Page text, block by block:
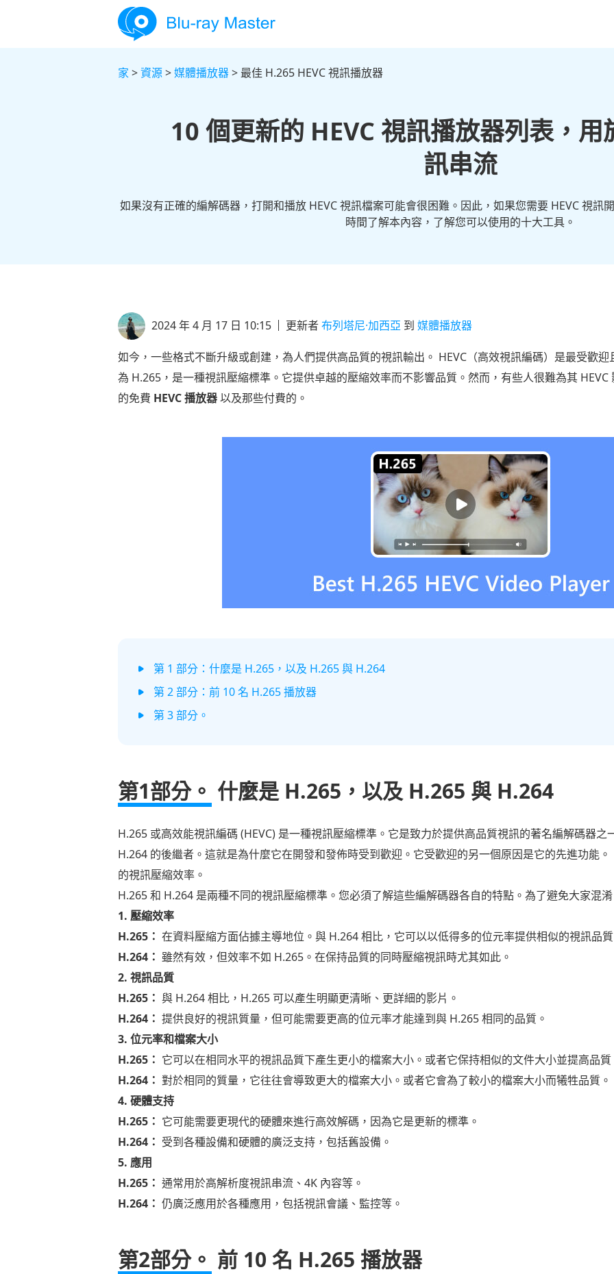
家 >資源>媒體播放器> 最佳 H.265 HEVC 視訊播放器
10 個更新的 HEVC 視訊播放器列表，
訊串流
如果沒有正確的編解碼器，打開和播放 HEVC 視訊檔案可能會很困難。因此，如果您需要 HEVC 視訊
時間了解本內容，了解您可以使用的十大工具。
2024 年 4 月 17 日 10:15 更新者布列塔尼·加西亞 到 媒體播放器
如今，一些格式不斷升級或創建，為人們提供高品質的視訊輸出。 HEVC（高效視訊編碼）是最受歡
為 H.265，是一種視訊壓縮標準。它提供卓越的壓縮效率而不影響品質。然而，有些人很難為其
的免費 HEVC 播放器以及那些付費的。
第 1 部分：什麼是 H.265，以及 H.265 與 H.264
第 2 部分：前 10 名 H.265 播放器
第 3 部分。
第1部分。 什麼是 H.265，以及 H.265 與 H.264
H.265 或高效能視訊編碼 (HEVC) 是一種視訊壓縮標準。它是致力於提供高品質視訊的著名編解碼器
H.264 的後繼者。這就是為什麼它在開發和發佈時受到歡迎。它受歡迎的另一個原因是它的先進功能
的視訊壓縮效率。
H.265 和 H.264 是兩種不同的視訊壓縮標準。您必須了解這些編解碼器各自的特點。為了避免大家混
1. 壓縮效率
H.265： 在資料壓縮方面佔據主導地位。與 H.264 相比，它可以以低得多的位元率提供相似的視訊品
H.264： 雖然有效，但效率不如 H.265。在保持品質的同時壓縮視訊時尤其如此。
2. 視訊品質
H.265： 與 H.264 相比，H.265 可以產生明顯更清晰、更詳細的影片。
H.264： 提供良好的視訊質量，但可能需要更高的位元率才能達到與 H.265 相同的品質。
3. 位元率和檔案大小
H.265： 它可以在相同水平的視訊品質下產生更小的檔案大小。或者它保持相似的文件大小並提高品質
H.264： 對於相同的質量，它往往會導致更大的檔案大小。或者它會為了較小的檔案大小而犧牲品質。
4. 硬體支持
H.265： 它可能需要更現代的硬體來進行高效解碼，因為它是更新的標準。
H.264： 受到各種設備和硬體的廣泛支持，包括舊設備。
5. 應用
H.265： 通常用於高解析度視訊串流、4K 內容等。
H.264： 仍廣泛應用於各種應用，包括視訊會議、監控等。
第2部分。 前 10 名 H.265 播放器